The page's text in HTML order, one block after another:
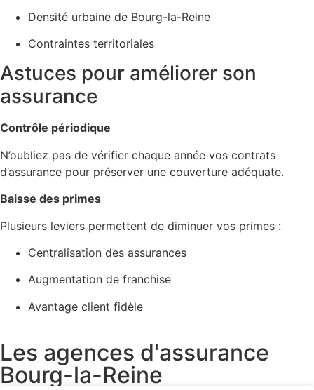
Densité urbaine de Bourg-la-Reine
Contraintes territoriales
Astuces pour améliorer son
assurance
Contrôle périodique
N’oubliez pas de vérifier chaque année vos contrats
d’assurance pour préserver une couverture adéquate.
Baisse des primes
Plusieurs leviers permettent de diminuer vos primes :
Centralisation des assurances
Augmentation de franchise
Avantage client fidèle
Les agences d'assurance
Bourg-la-Reine